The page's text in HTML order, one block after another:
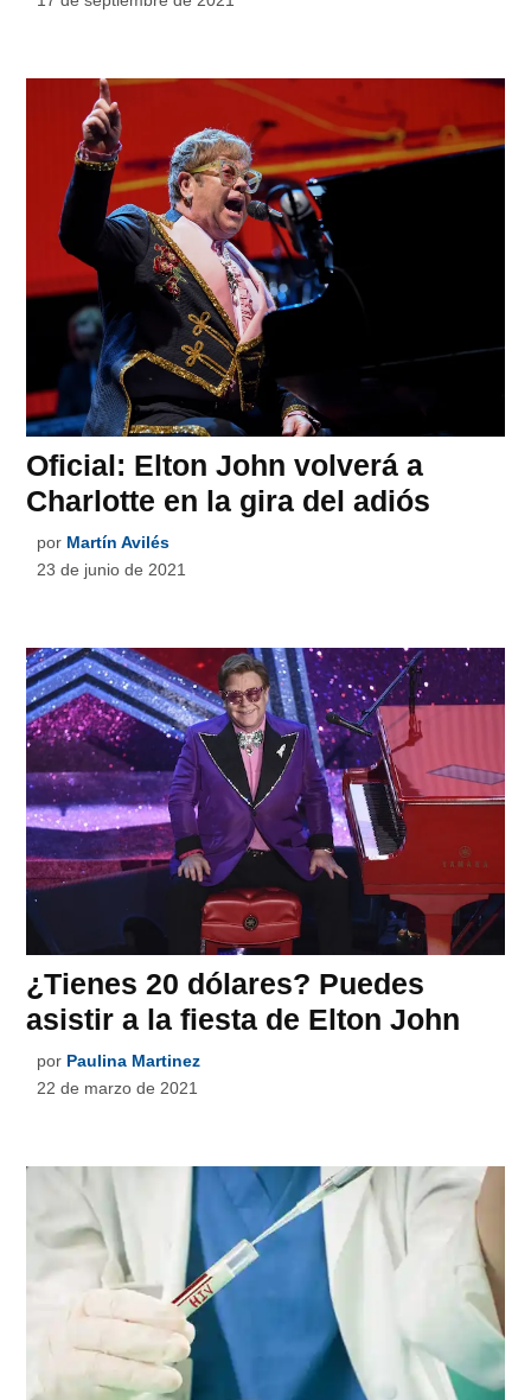
Oficial: Elton John volverá a
Charlotte en la gira del adiós
por Martín Avilés
23 de junio de 2021
¿Tienes 20 dólares? Puedes
asistir a la fiesta de Elton John
por Paulina Martinez
22 de marzo de 2021